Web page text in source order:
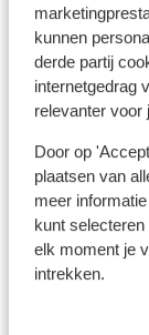
kunnen
derde partij
internetgedrag
relevanter voor
Door op
plaatsen van
meer
kunt
elk moment je
intrekken.